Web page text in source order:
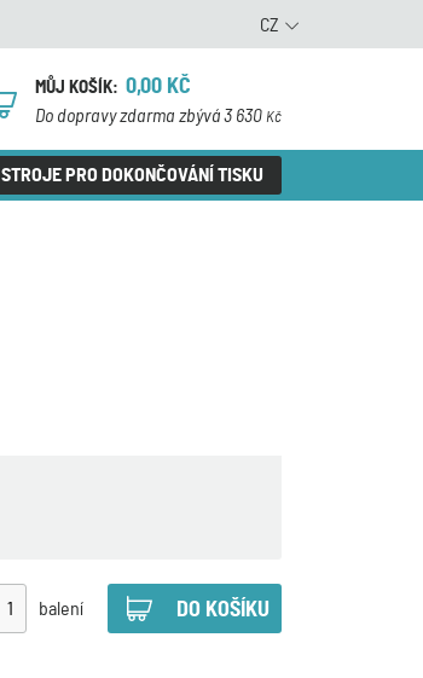
CZ
MŮJ KOŠÍK: 0,00 KČ
Do dopravy zdarma zbývá 3 630 Kč
STROJE PRO DOKONČOVÁNÍ TISKU
balení